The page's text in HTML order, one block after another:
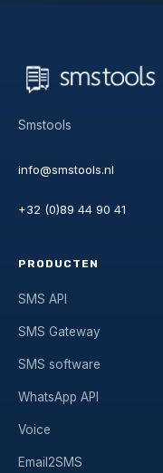
Smstools
info@smstools.nl
+32 (0)89 44 90 41
PRODUCTEN
SMS API
SMS Gateway
SMS software
WhatsApp API
Voice
Email2SMS